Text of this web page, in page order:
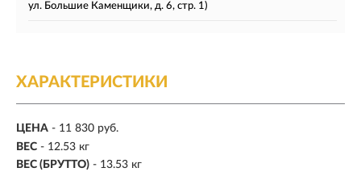
ул. Большие Каменщики, д. 6, стр. 1)
ХАРАКТЕРИСТИКИ
ЦЕНА - 11 830 руб.
ВЕС - 12.53 кг
ВЕС (БРУТТО) - 13.53 кг